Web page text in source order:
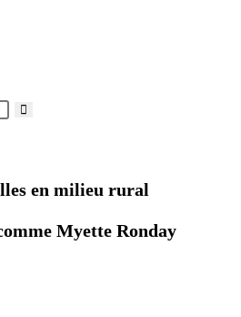
en milieu rural
Myette Ronday